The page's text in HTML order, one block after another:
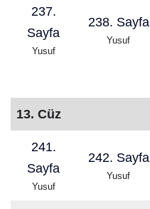
237.
Sayfa
Yusuf
238. Sayfa
Yusuf
13. Cüz
241.
Sayfa
Yusuf
242. Sayfa
Yusuf